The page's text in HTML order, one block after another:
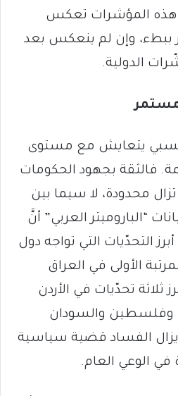
هذه المؤشرات تعكس
ببطء، وإن لم ينعكس بعد
الدولية.
يتعايش مع مستوى
فالثقة بجهود الحكومات
محدودة، لا سيما بين
“الباروميتر العربي” أنَّ
التحدّيات التي تواجه دول
الأولى في العراق
ثلاثة تحدّيات في الأردن
وفلسطين والسودان
يزال الفساد قضية سياسية
في الوعي العام.